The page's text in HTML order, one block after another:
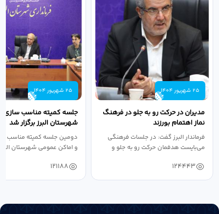
25 شهریور 1404
مدیران در حرکت رو به جلو در فرهنگ
نماز اهتمام بورزند
فرماندار البرز گفت: در جلسات فرهنگی
می‌بایست هدفمان حرکت رو به جلو و
124443
25 شهریور 1404
جلسه کمیته مناسب سازی
شهرستان البرز برگزار شد
دومین جلسه کمیته مناسب
و اماکن عمومی شهرستان
121188